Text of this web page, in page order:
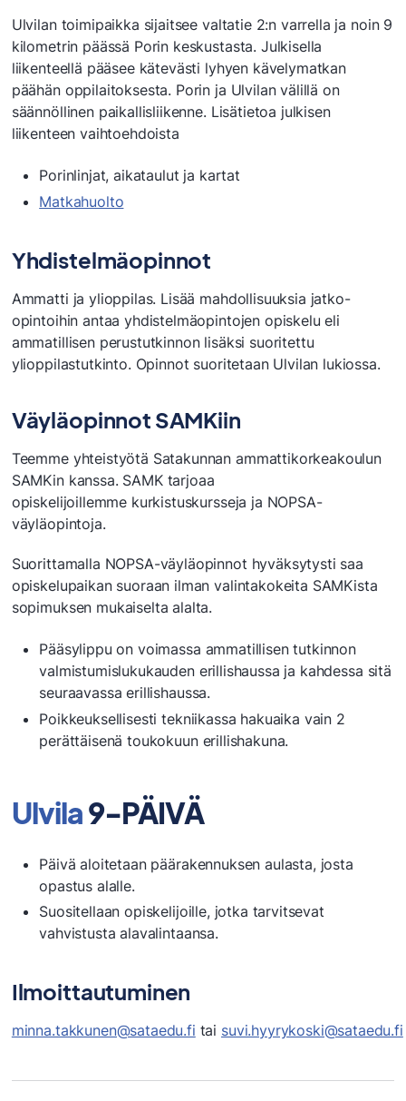
Ulvilan toimipaikka sijaitsee valtatie 2:n varrella ja noin 9
kilometrin päässä Porin keskustasta. Julkisella
liikenteellä pääsee kätevästi lyhyen kävelymatkan
päähän oppilaitoksesta. Porin ja Ulvilan välillä on
säännöllinen paikallisliikenne. Lisätietoa julkisen
liikenteen vaihtoehdoista
Porinlinjat, aikataulut ja kartat
Matkahuolto
Yhdistelmäopinnot
Ammatti ja ylioppilas. Lisää mahdollisuuksia jatko-
opintoihin antaa yhdistelmäopintojen opiskelu eli
ammatillisen perustutkinnon lisäksi suoritettu
ylioppilastutkinto. Opinnot suoritetaan Ulvilan lukiossa.
Väyläopinnot SAMKiin
Teemme yhteistyötä Satakunnan ammattikorkeakoulun
SAMKin kanssa. SAMK tarjoaa
opiskelijoillemme kurkistuskursseja ja NOPSA-
väyläopintoja.
Suorittamalla NOPSA-väyläopinnot hyväksytysti saa
opiskelupaikan suoraan ilman valintakokeita SAMKista
sopimuksen mukaiselta alalta.
Pääsylippu on voimassa ammatillisen tutkinnon
valmistumislukukauden erillishaussa ja kahdessa sitä
seuraavassa erillishaussa.
Poikkeuksellisesti tekniikassa hakuaika vain 2
perättäisenä toukokuun erillishakuna.​
Ulvila9-PÄIVÄ
Päivä aloitetaan päärakennuksen aulasta, josta
opastus alalle.
Suositellaan opiskelijoille, jotka tarvitsevat
vahvistusta alavalintaansa.
Ilmoittautuminen
minna.takkunen@sataedu.fi tai suvi.hyyrykoski@sataedu.fi